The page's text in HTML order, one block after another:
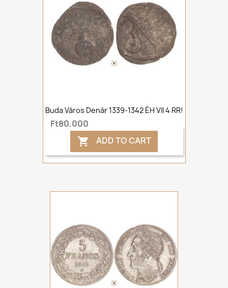
Buda Város Denár 1339-1342 ÉH VII 4 RR!
Ft80,000
 ADD TO CART